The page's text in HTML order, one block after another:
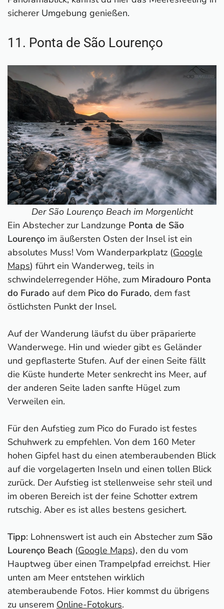
sicherer Umgebung genießen.
11. Ponta de São Lourenço
Der São Lourenço Beach im Morgenlicht
Ein Abstecher zur Landzunge Ponta de São
Lourenço im äußersten Osten der Insel ist ein
absolutes Muss! Vom Wanderparkplatz (Google
Maps) führt ein Wanderweg, teils in
schwindelerregender Höhe, zum Miradouro Ponta
do Furado auf dem Pico do Furado, dem fast
östlichsten Punkt der Insel.
Auf der Wanderung läufst du über präparierte
Wanderwege. Hin und wieder gibt es Geländer
und gepflasterte Stufen. Auf der einen Seite fällt
die Küste hunderte Meter senkrecht ins Meer, auf
der anderen Seite laden sanfte Hügel zum
Verweilen ein.
Für den Aufstieg zum Pico do Furado ist festes
Schuhwerk zu empfehlen. Von dem 160 Meter
hohen Gipfel hast du einen atemberaubenden Blick
auf die vorgelagerten Inseln und einen tollen Blick
zurück. Der Aufstieg ist stellenweise sehr steil und
im oberen Bereich ist der feine Schotter extrem
rutschig. Aber es ist alles bestens gesichert.
Tipp: Lohnenswert ist auch ein Abstecher zum São
Lourenço Beach (Google Maps), den du vom
Hauptweg über einen Trampelpfad erreichst. Hier
unten am Meer entstehen wirklich
atemberaubende Fotos. Hier kommst du übrigens
zu unserem Online-Fotokurs.